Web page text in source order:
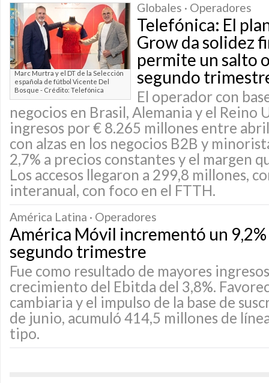
Marc Murtra y el DT de la Selección
española de fútbol Vicente Del
Bosque - Crédito: Telefónica
Globales · Operadores
Telefónica: El
Grow da solidez
permite un salto
segundo
El operador con
negocios en Brasil, Alemania y el Reino
ingresos por € 8.265 millones entre
con alzas en los negocios B2B y
2,7% a precios constantes y el margen
Los accesos llegaron a 299,8 millones,
interanual, con foco en el FTTH.
América Latina · Operadores
América Móvil incrementó un
segundo trimestre
Fue como resultado de mayores
crecimiento del Ebitda del 3,8%.
cambiaria y el impulso de la base de
de junio, acumuló 414,5 millones de
tipo.